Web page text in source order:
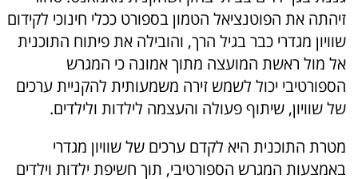
זיהתה את הפוטנציאל הטמון בספורט ככלי חינוכי לקידום
שוויון מגדרי כבר בגיל הרך, והובילה את פיתוח התוכנית
אל מול ראשת המועצה מתוך אמונה כי המגרש
הספורטיבי יכול לשמש זירה משמעותית להקניית ערכים
של שוויון, שיתוף פעולה והעצמה לילדות ולילדים.
מטרת התוכנית היא לקדם ערכים של שוויון מגדרי
באמצעות המגרש הספורטיבי, תוך חשיפת ילדות וילדים